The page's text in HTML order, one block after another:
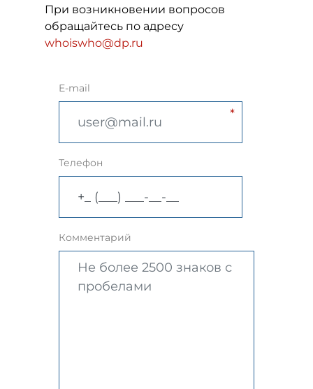
При возникновении вопросов
обращайтесь по адресу
whoiswho@dp.ru
E-mail
Телефон
Комментарий